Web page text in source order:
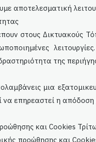
αποτελεσματική
στους Δικτυακούς
της
μια
επηρεαστεί η απόδοση
και Cookies
προώθησης και